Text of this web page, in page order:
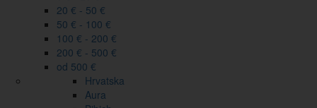
20 € - 50 €
50 € - 100 €
100 € - 200 €
200 € - 500 €
od 500 €
Hrvatska
Aura